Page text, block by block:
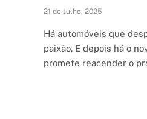
21 de Julho, 2025
Há automóveis que
paixão. E depois há o
promete reacender o